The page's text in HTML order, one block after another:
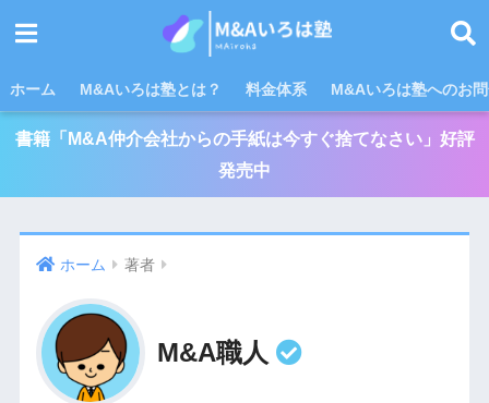
ホーム M&Aいろは塾とは？ 料金体系 M&Aいろは塾へのお
書籍「M&A仲介会社からの手紙は今すぐ捨てなさい」好評
発売中
ホーム 著者
M&A職人